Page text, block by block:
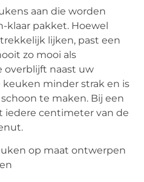
aan die worden
klaar pakket. Hoewel
lijken, past een
zo mooi als
overblijft naast uw
minder strak en is
te maken. Bij een
centimeter van de